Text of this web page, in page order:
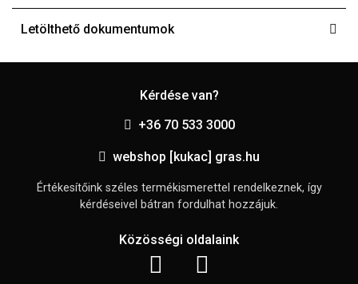
Letölthető dokumentumok
Kérdése van?
+36 70 533 3000
webshop [kukac] gras.hu
Értékesítőink széles termékismerettel rendelkeznek, így
kérdéseivel bátran fordulhat hozzájuk.
Közösségi oldalaink